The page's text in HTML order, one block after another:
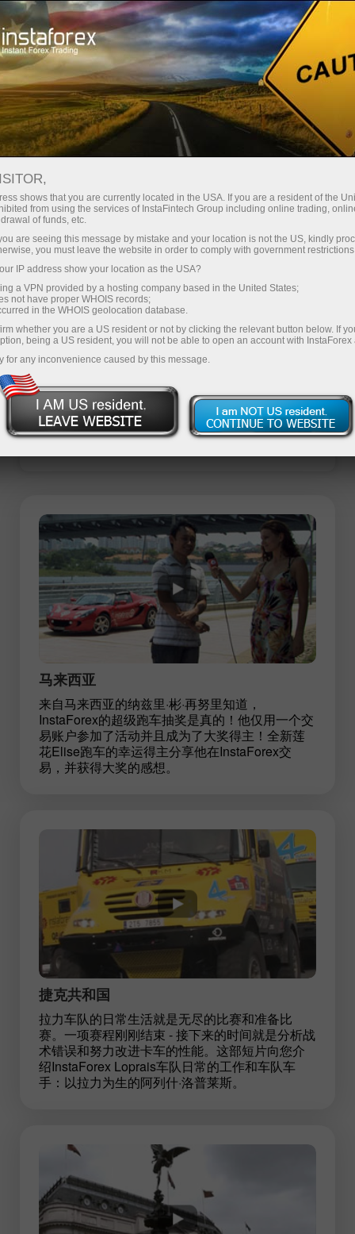
对于交易者 Forex Analytics
InstaForex TV
InstaForex与地理
InstaForex与地理
InstaForex有代表办事处组成的广泛网络，并且
定期参加世界各地的国际展会。在这个板块您能
看到InstaTV摄制组在世界不同城市拍摄的短
马来西亚
来自马来西亚的纳兹里·彬·再努里知道，
InstaForex的超级跑车抽奖是真的！他仅用一个交
易账户参加了活动并且成为了大奖得主！全新莲
花Elise跑车的幸运得主分享他在InstaForex交
易，并获得大奖的感想。
捷克共和国
拉力车队的日常生活就是无尽的比赛和准备比
赛。一项赛程刚刚结束 - 接下来的时间就是分析战
术错误和努力改进卡车的性能。这部短片向您介
绍InstaForex Loprais车队日常的工作和车队车
手：以拉力为生的阿列什·洛普莱斯。
shows that you are currently located in the USA. If you are a resident of the
from using the services of InstaFintech Group including online trading,
of funds, etc.
are seeing this message by mistake and your location is not the US, kindly
you must leave the website in order to comply with government
IP address show your location as the USA?
a VPN provided by a hosting company based in the United States;
not have proper WHOIS records;
in the WHOIS geolocation database.
whether you are a US resident or not by clicking the relevant button below. If
being a US resident, you will not be able to open an account with InstaForex
for any inconvenience caused by this message.